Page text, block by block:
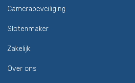
Camerabeveiliging
Slotenmaker
Zakelijk
Over ons